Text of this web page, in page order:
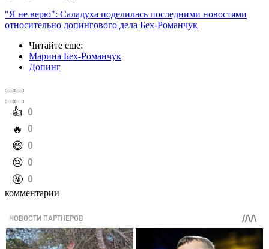
"Я не верю": Саладуха поделилась последними новостями
относительно допингового дела Бех-Романчук
Читайте еще:
Марина Бех-Романчук
Допинг
️👍 0
️🔥 0
️😄 0
️😢 0
️🤬 0
комментарии